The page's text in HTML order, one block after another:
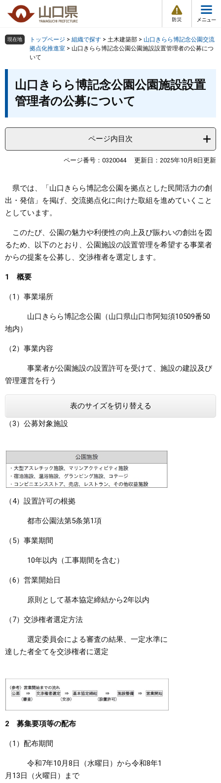
の
で
ー
ば
情
報
メ
ュ
組織で探す
トップページ
教育・文化・スポーツ
しごと・産業・観光
まちづくり
検索の仕方 組織で探す サイトマップで探す
現在地 トップページ > 組織で探す > 土木建築部 > 山口きらら博記念公園交流
拠点化推進室 > 山口きらら博記念公園公園施設設置管理者の公募につ
いて
山口きらら博記念公園公園施設設置
管理者の公募について
ページ内目次
ページ番号：0320044 更新日：2025年10月8日更新
県では、「山口きらら博記念公園を拠点とした民間活力の創
出・発信」を掲げ、交流拠点化に向けた取組を進めていくこと
としています。
このたび、公園の魅力や利便性の向上及び賑わいの創出を図
るため、以下のとおり、公園施設の設置管理を希望する事業者
からの提案を公募し、交渉権者を選定します。
1 概要
（1）事業場所
山口きらら博記念公園（山口県山口市阿知須10509番50
地内）
（2）事業内容
事業者が公園施設の設置許可を受けて、施設の建設及び
管理運営を行う
表のサイズを切り替える
（3）公募対象施設
（4）設置許可の根拠
都市公園法第5条第1項
（5）事業期間
10年以内（工事期間を含む）
（6）営業開始日
原則として基本協定締結から2年以内
（7）交渉権者選定方法
選定委員会による審査の結果、一定水準に
達した者全てを交渉権者に選定
2 募集要項等の配布
（1）配布期間
令和7年10月8日（水曜日）から令和8年1
月13日（火曜日）まで